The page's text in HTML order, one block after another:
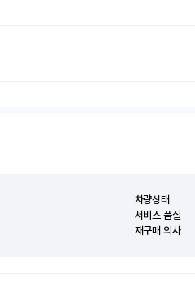
차량상태
서비스 품질
재구매 의사